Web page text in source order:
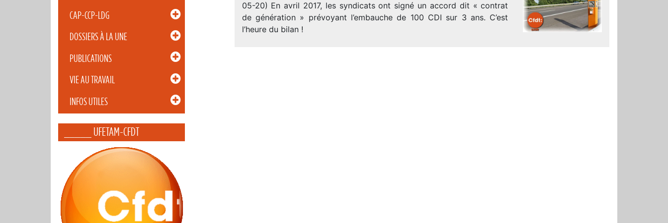
CAP-CCP-LDG
DOSSIERS À LA UNE
PUBLICATIONS
VIE AU TRAVAIL
INFOS UTILES
_____ UFETAM-CFDT
05-20) En avril 2017, les syndicats ont signé un accord dit « contrat
de génération » prévoyant l’embauche de 100 CDI sur 3 ans. C’est
l’heure du bilan !